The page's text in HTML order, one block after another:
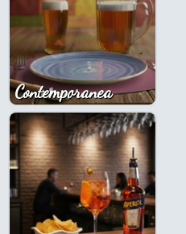
Contemporanea